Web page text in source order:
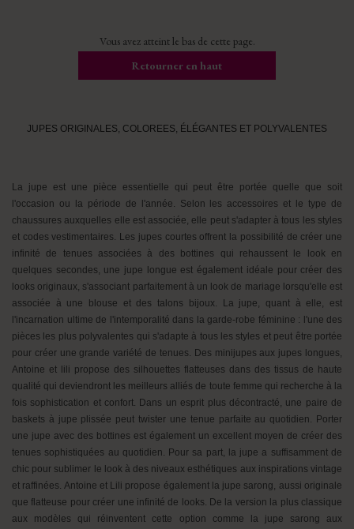
Vous avez atteint le bas de cette page.
Retourner en haut
JUPES ORIGINALES, COLOREES, ÉLÉGANTES ET POLYVALENTES
La jupe est une pièce essentielle qui peut être portée quelle que soit
l'occasion ou la période de l'année. Selon les accessoires et le type de
chaussures auxquelles elle est associée, elle peut s'adapter à tous les styles
et codes vestimentaires. Les jupes courtes offrent la possibilité de créer une
infinité de tenues associées à des bottines qui rehaussent le look en
quelques secondes, une jupe longue est également idéale pour créer des
looks originaux, s'associant parfaitement à un look de mariage lorsqu'elle est
associée à une blouse et des talons bijoux. La jupe, quant à elle, est
l'incarnation ultime de l'intemporalité dans la garde-robe féminine : l'une des
pièces les plus polyvalentes qui s'adapte à tous les styles et peut être portée
pour créer une grande variété de tenues. Des minijupes aux jupes longues,
Antoine et lili propose des silhouettes flatteuses dans des tissus de haute
qualité qui deviendront les meilleurs alliés de toute femme qui recherche à la
fois sophistication et confort. Dans un esprit plus décontracté, une paire de
baskets à jupe plissée peut twister une tenue parfaite au quotidien. Porter
une jupe avec des bottines est également un excellent moyen de créer des
tenues sophistiquées au quotidien. Pour sa part, la jupe a suffisamment de
chic pour sublimer le look à des niveaux esthétiques aux inspirations vintage
et raffinées. Antoine et Lili propose également la jupe sarong, aussi originale
que flatteuse pour créer une infinité de looks. De la version la plus classique
aux modèles qui réinventent cette option comme la jupe sarong aux